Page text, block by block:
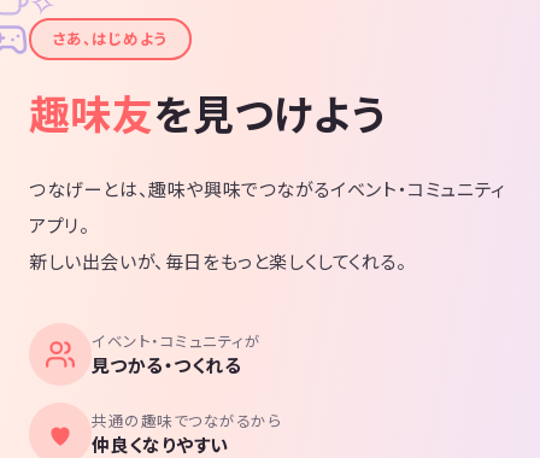
✦さあ、はじめよう
趣味友を見つけよう
つなげーとは、趣味や興味でつながるイベント・コミュニティ
アプリ。
新しい出会いが、毎日をもっと楽しくしてくれる。
イベント・コミュニティが
見つかる・つくれる
共通の趣味でつながるから
仲良くなりやすい